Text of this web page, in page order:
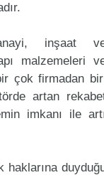
inşaat
malzemeleri
çok firmadan
artan
imkanı ile